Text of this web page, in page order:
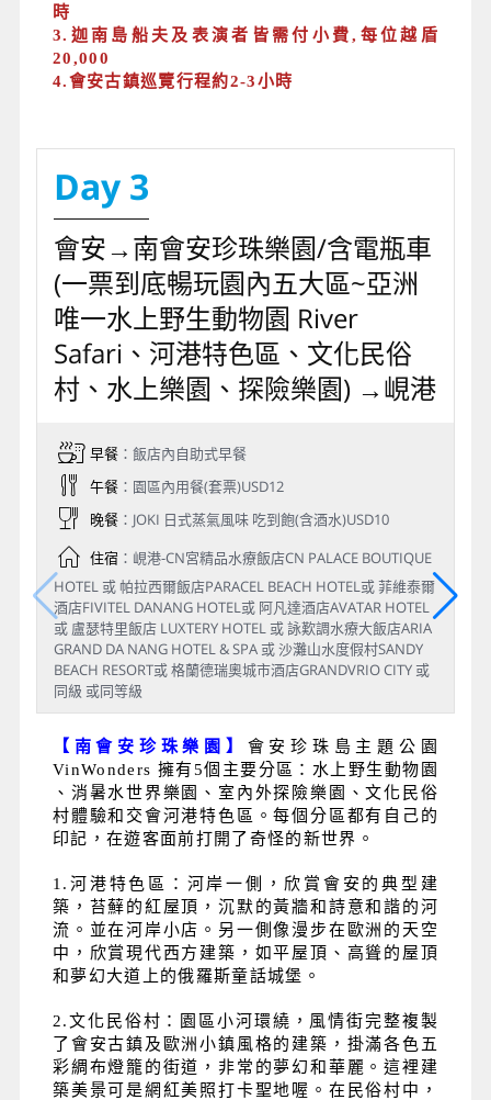
時
3. 迦南島船夫及表演者皆需付小費,每位越盾
20,000
4.會安古鎮巡覽行程約2-3小時
Day 3
會安→南會安珍珠樂園/含電瓶車
(一票到底暢玩園內五大區~亞洲
唯一水上野生動物園 River
Safari、河港特色區、文化民俗
村、水上樂園、探險樂園) →峴港
早餐：飯店內自助式早餐
午餐：園區內用餐(套票)USD12
晚餐：JOKI 日式蒸氣風味 吃到飽(含酒水)USD10
住宿：峴港-CN宮精品水療飯店CN PALACE BOUTIQUE
HOTEL 或 帕拉西爾飯店PARACEL BEACH HOTEL或 菲維泰爾
酒店FIVITEL DANANG HOTEL或 阿凡達酒店AVATAR HOTEL
或 盧瑟特里飯店 LUXTERY HOTEL 或 詠歎調水療大飯店ARIA
GRAND DA NANG HOTEL & SPA 或 沙灘山水度假村SANDY
BEACH RESORT或 格蘭德瑞奧城市酒店GRANDVRIO CITY 或
同級 或同等級
【南會安珍珠樂園】 會安珍珠島主題公園
VinWonders 擁有5個主要分區：水上野生動物園
、消暑水世界樂園、室內外探險樂園、文化民俗
村體驗和交會河港特色區。每個分區都有自己的
印記，在遊客面前打開了奇怪的新世界。
1.河港特色區：河岸一側，欣賞會安的典型建
築，苔蘚的紅屋頂，沉默的黃牆和詩意和諧的河
流。並在河岸小店。另一側像漫步在歐洲的天空
中，欣賞現代西方建築，如平屋頂、高聳的屋頂
和夢幻大道上的俄羅斯童話城堡。
2.文化民俗村：園區小河環繞，風情街完整複製
了會安古鎮及歐洲小鎮風格的建築，掛滿各色五
彩綢布燈籠的街道，非常的夢幻和華麗。這裡建
築美景可是網紅美照打卡聖地喔。在民俗村中，